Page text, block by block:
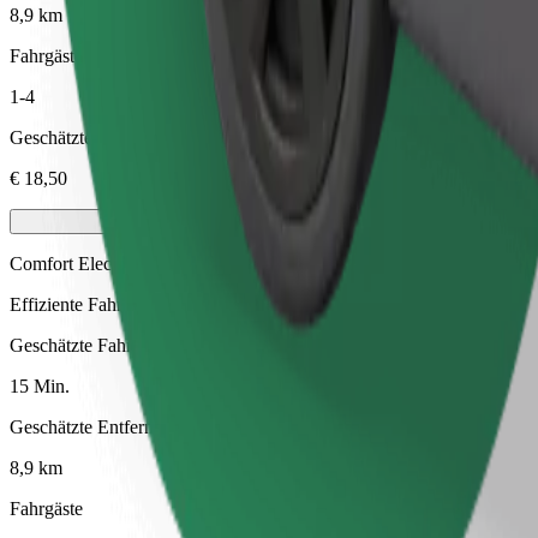
8,9 km
Fahrgäste
1-4
Geschätzter Preis
€ 18,50
Comfort Electric
Effiziente Fahrten in vollelektrischen Fahrzeugen
Geschätzte Fahrtzeit
15 Min.
Geschätzte Entfernung
8,9 km
Fahrgäste